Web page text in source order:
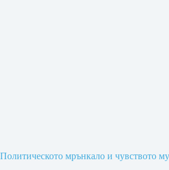
Политическото мрънкало и чувството